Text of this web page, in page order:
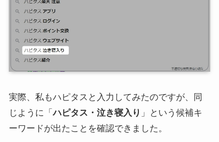
実際、私もハピタスと入力してみたのですが、同
じように「ハピタス・泣き寝入り 」という候補キ
ーワードが出たことを確認できました。